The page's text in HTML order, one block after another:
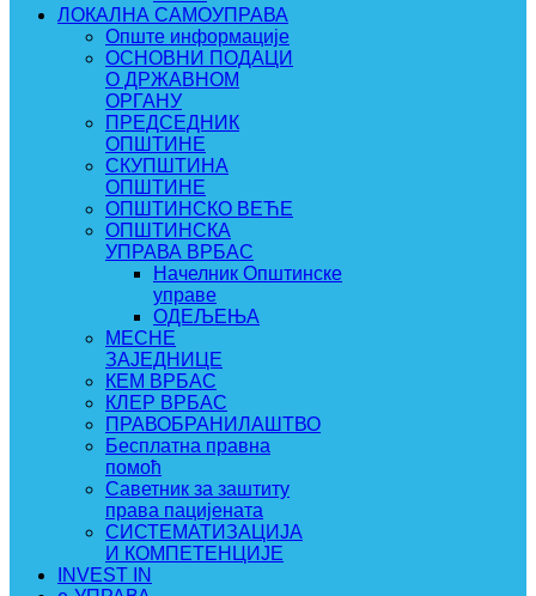
ЛОКАЛНА САМОУПРАВА
Опште информације
ОСНОВНИ ПОДАЦИ
О ДРЖАВНОМ
ОРГАНУ
ПРЕДСЕДНИК
ОПШТИНЕ
СКУПШТИНА
ОПШТИНЕ
ОПШТИНСКО ВЕЋЕ
ОПШТИНСКА
УПРАВА ВРБАС
Начелник Општинске
управе
ОДЕЉЕЊА
МЕСНЕ
ЗАЈЕДНИЦЕ
КЕМ ВРБАС
КЛЕР ВРБАС
ПРАВОБРАНИЛАШТВО
Бесплатна правна
помоћ
Саветник за заштиту
права пацијената
СИСТЕМАТИЗАЦИЈА
И КОМПЕТЕНЦИЈЕ
INVEST IN